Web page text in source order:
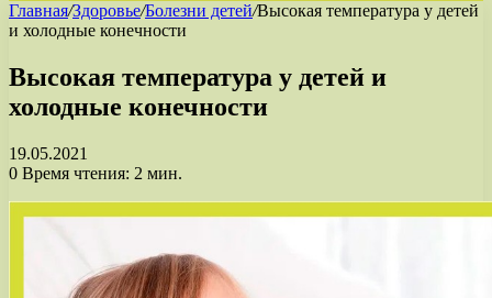
Главная/Здоровье/Болезни детей/Высокая температура у детей
и холодные конечности
Высокая температура у детей и
холодные конечности
19.05.2021
0 Время чтения: 2 мин.